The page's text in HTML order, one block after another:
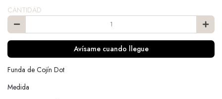
CANTIDAD
Avísame cuando llegue
Funda de Cojín Dot
Medida